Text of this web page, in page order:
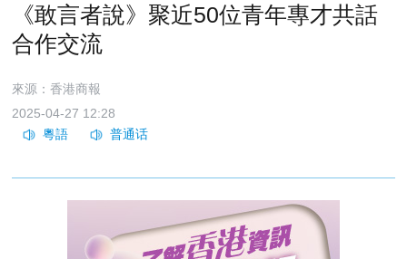
《敢言者說》聚近50位青年專才共話
合作交流
來源：香港商報
2025-04-27 12:28